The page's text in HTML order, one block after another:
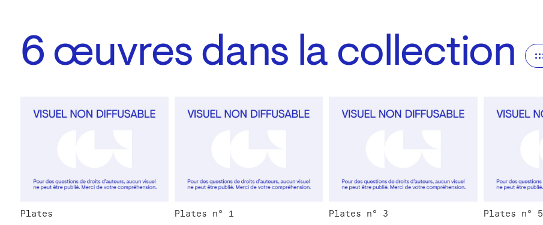
6 œuvres dans la collection
Plates Plates n° 1 Plates n° 3 Plates n° 5